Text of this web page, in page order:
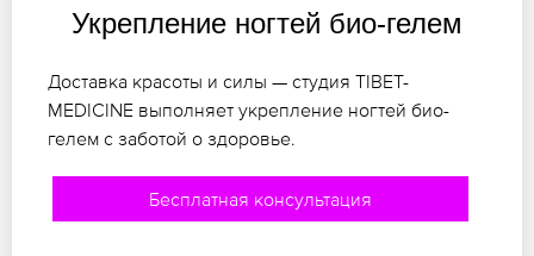
Укрепление ногтей био-гелем
Доставка красоты и силы — студия TIBET-
MEDICINE выполняет укрепление ногтей био-
гелем с заботой о здоровье.
Бесплатная консультация